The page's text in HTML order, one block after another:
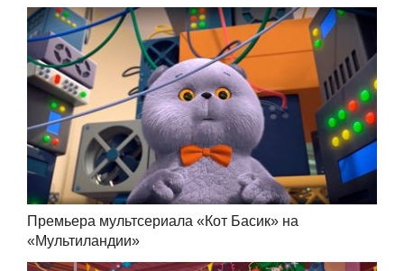
Премьера мультсериала «Кот Басик» на
«Мультиландии»